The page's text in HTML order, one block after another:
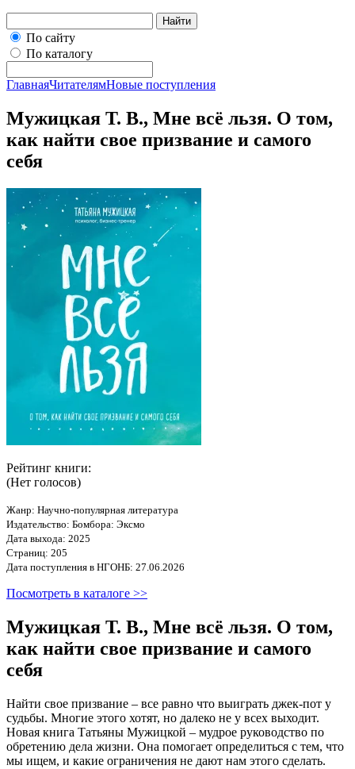
Найти
По сайту
По каталогу
ГлавнаяЧитателямНовые поступления
Мужицкая Т. В., Мне всё льзя. О том,
как найти свое призвание и самого
себя
Рейтинг книги:
(Нет голосов)
Жанр: Научно-популярная литература
Издательство: Бомбора: Эксмо
Дата выхода: 2025
Страниц: 205
Дата поступления в НГОНБ: 27.06.2026
Посмотреть в каталоге >>
Мужицкая Т. В., Мне всё льзя. О том,
как найти свое призвание и самого
себя
Найти свое призвание – все равно что выиграть джек-пот у
судьбы. Многие этого хотят, но далеко не у всех выходит.
Новая книга Татьяны Мужицкой – мудрое руководство по
обретению дела жизни. Она помогает определиться с тем, что
мы ищем, и какие ограничения не дают нам этого сделать.